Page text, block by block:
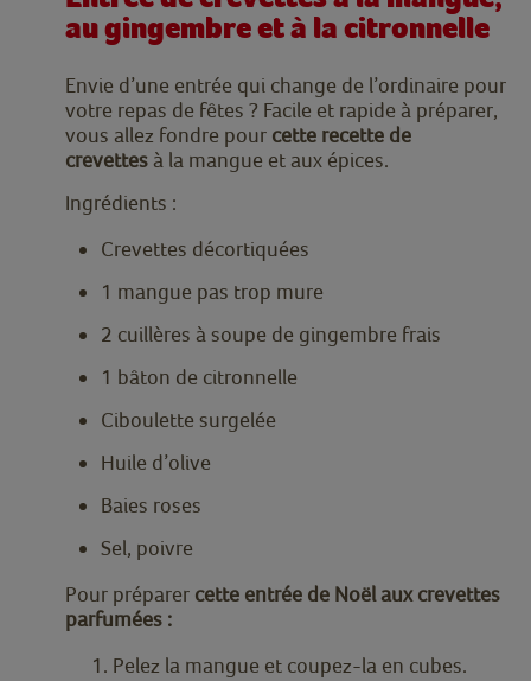
au gingembre et à la citronnelle
Envie d’une entrée qui change de l’ordinaire pour
votre repas de fêtes ? Facile et rapide à préparer,
vous allez fondre pour cette recette de
crevettes à la mangue et aux épices.
Ingrédients :
Crevettes décortiquées
1 mangue pas trop mure
2 cuillères à soupe de gingembre frais
1 bâton de citronnelle
Ciboulette surgelée
Huile d’olive
Baies roses
Sel, poivre
Pour préparer cette entrée de Noël aux crevettes
parfumées :
Pelez la mangue et coupez-la en cubes.